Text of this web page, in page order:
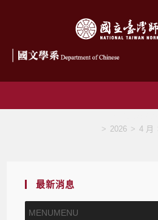
> 2026 > 4 月
最新消息
MENUMENU